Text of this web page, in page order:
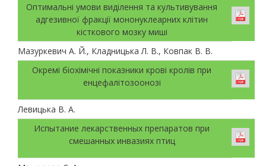
Оптимальні умови виділення та культивування
адгезивної фракції мононуклеарних клітин
кісткового мозку миші
Мазуркевич А. Й., Кладницька Л. В., Ковпак В. В.
Окремі біохімічні показники крові кролів при
енцефалітозоонозі
Левицька В. А.
Испытание лекарственных препаратов при
смешанных инвазиях птиц